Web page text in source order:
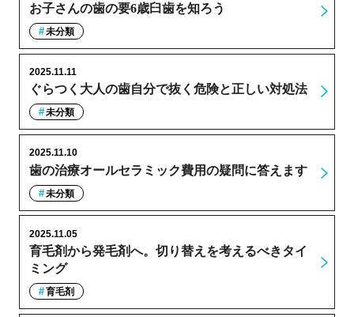
お子さんの歯の要6歳臼歯を知ろう
未分類
ぐらつく大人の歯自分で抜く危険と正しい対処法
2025.11.11
未分類
歯の治療オールセラミック費用の疑問に答えます
2025.11.10
未分類
育毛剤から発毛剤へ。切り替えを考えるべきタイ
ミング
2025.11.05
育毛剤